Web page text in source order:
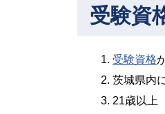
受験資
受験資格
茨城県内
21歳以上